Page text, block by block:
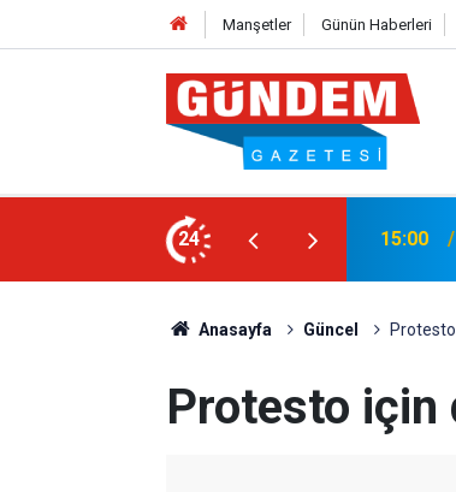
Manşetler Günün Haberleri
24
9 Bin 500 Yolcu ve Mürettebat
14:17
Anasayfa Güncel
Protesto için